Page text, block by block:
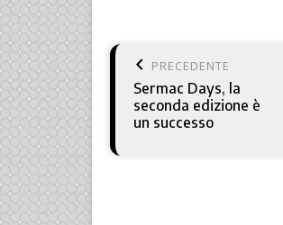
keyboard_arrow_left PRECEDENTE
Sermac Days, la
seconda edizione è
un successo